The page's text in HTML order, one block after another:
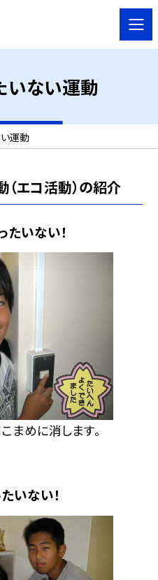
いない運動
運動
エコ活動）の紹介
たいない！
まめに消します。
たいない！